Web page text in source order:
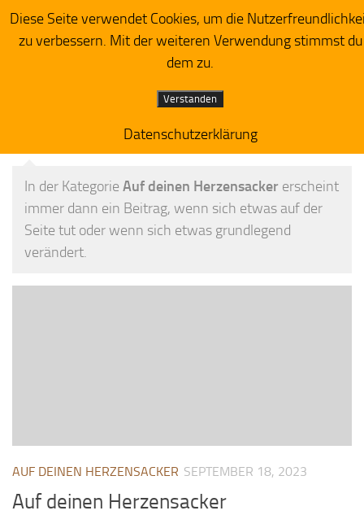
Zum Inhalt springen
Herzensacker
AUF DEINEN HERZENSACKER
In der Kategorie Auf deinen Herzensacker erscheint
immer dann ein Beitrag, wenn sich etwas auf der
Seite tut oder wenn sich etwas grundlegend
verändert.
AUF DEINEN HERZENSACKER SEPTEMBER 18, 2023
Auf deinen Herzensacker
Diese Seite verwendet Cookies, um die
zu verbessern. Mit der weiteren Verwendung stimmst du
dem zu.
Verstanden
Datenschutzerklärung